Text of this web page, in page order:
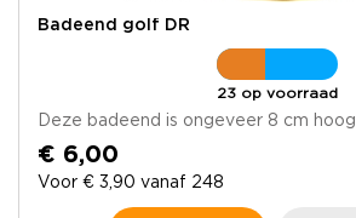
Badeend golf DR
23 op voorraad
Deze badeend is ongeveer 8 cm hoog.
€ 6,00
Voor € 3,90 vanaf 248